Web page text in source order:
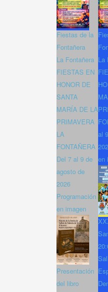
Fiestas de la
Fontañera
La Fontañera
FIESTAS EN
HONOR DE
SANTA
MARÍA DE LA
PRIMAVERA
LA
FONTAÑERA
Del 7 al 9 de
agosto de
2026
Programación
en imagen
Presentación
del libro
La
al
en